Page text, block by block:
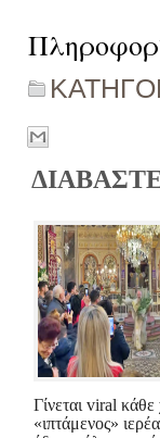
Γίνεται viral
«ιπτάμενος»